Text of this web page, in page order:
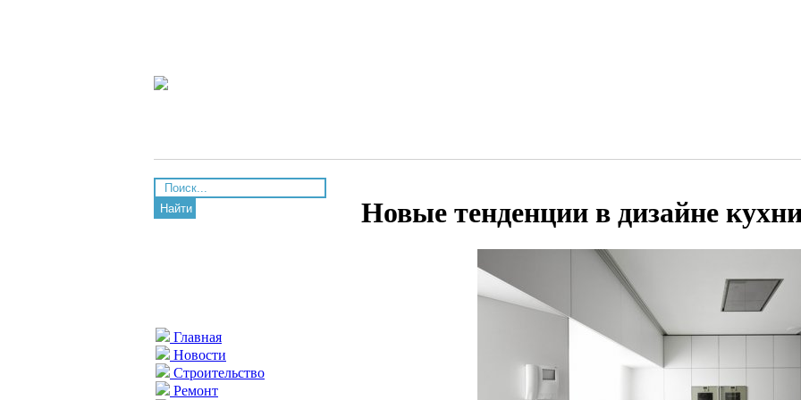
Найти
Главная
Новости
Строительство
Ремонт
Новые тенденции в дизайне